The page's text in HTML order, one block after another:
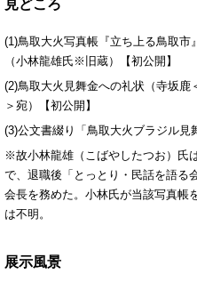
見どころ
(1)鳥取大火写真帳『立ち上る鳥取市
（小林龍雄氏※旧蔵）【初公開】
(2)鳥取大火見舞金への礼状（寺坂鹿
＞宛）【初公開】
(3)公文書綴り「鳥取大火ブラジル見
※故小林龍雄（こばやしたつお）氏
で、退職後「とっとり・民話を語る
会長を務めた。小林氏が当該写真帳
は不明。
展示風景